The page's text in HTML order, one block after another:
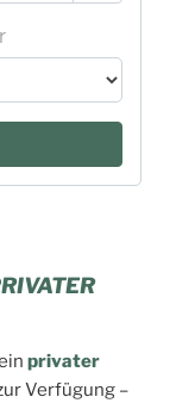
privater
Verfügung –